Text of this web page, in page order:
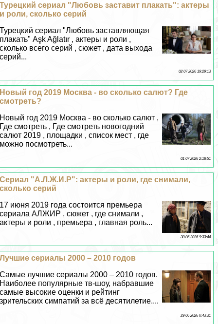
Турецкий сериал "Любовь заставит плакать": актеры
и роли, сколько серий
Турецкий сериал "Любовь заставляющая
плакать" Aşk Ağlatır , актеры и роли ,
сколько всего серий , сюжет , дата выхода
серий...
02 07 2026 19:29:13
Новый год 2019 Москва - во сколько салют? Где
смотреть?
Новый год 2019 Москва - во сколько салют ,
Где смотреть , Где смотреть новогодний
салют 2019 , площадки , список мест , где
можно посмотреть...
01 07 2026 2:18:51
Сериал "А.Л.Ж.И.Р": актеры и роли, где снимали,
сколько серий
17 июня 2019 года состоится премьера
сериала АЛЖИР , сюжет , где снимали ,
актеры и роли , премьера , главная роль...
30 06 2026 9:33:44
Лучшие сериалы 2000 – 2010 годов
Самые лучшие сериалы 2000 – 2010 годов.
Наиболее популярные тв-шоу, набравшие
самые высокие оценки и рейтинг
зрительских симпатий за всё десятилетие....
29 06 2026 0:43:31